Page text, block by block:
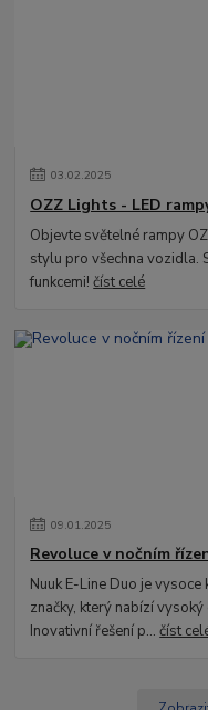
03.02.2025
OZZ Lights - LED
Objevte světelné rampy
stylu pro všechna vozidla.
funkcemi!číst celé
09.01.2025
Revoluce v nočním
Nuuk E-Line Duo je
značky, který nabízí
Inovativní řešení p...číst